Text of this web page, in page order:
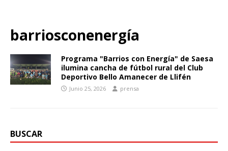
barriosconenergía
Programa "Barrios con Energía" de Saesa
ilumina cancha de fútbol rural del Club
Deportivo Bello Amanecer de Llifén
Junio 25, 2026 prensa
BUSCAR